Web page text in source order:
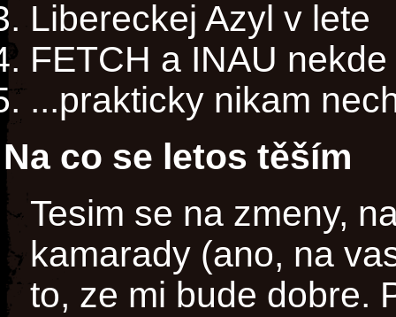
Libereckej Azyl v lete
FETCH a INAU
...prakticky nikam
Na co se letos těším
Tesim se na zmeny,
kamarady (ano, na
to, ze mi bude dobre.